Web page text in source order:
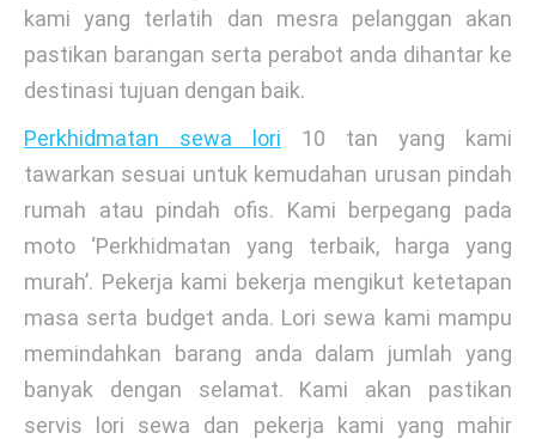
kami yang terlatih dan mesra pelanggan akan
pastikan barangan serta perabot anda dihantar ke
destinasi tujuan dengan baik.
Perkhidmatan sewa lori 10 tan yang kami
tawarkan sesuai untuk kemudahan urusan pindah
rumah atau pindah ofis. Kami berpegang pada
moto ‘Perkhidmatan yang terbaik, harga yang
murah’. Pekerja kami bekerja mengikut ketetapan
masa serta budget anda. Lori sewa kami mampu
memindahkan barang anda dalam jumlah yang
banyak dengan selamat. Kami akan pastikan
servis lori sewa dan pekerja kami yang mahir